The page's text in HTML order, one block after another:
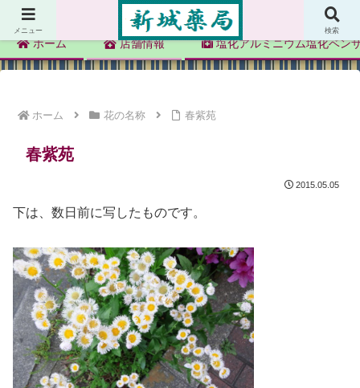
新城薬局
ホーム 店舗情報 塩化アルミニウム塩化ベン
ホーム 花の名称 春紫苑
春紫苑
2015.05.05
下は、数日前に写したものです。
メニュー 検索